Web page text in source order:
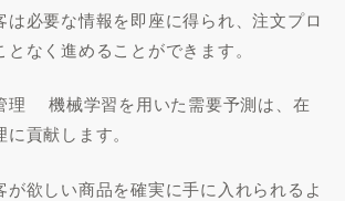
は必要な情報を即座に得られ、注文プロ
なく進めることができます。
理 機械学習を用いた需要予測は、在
貢献します。
が欲しい商品を確実に手に入れられるよ